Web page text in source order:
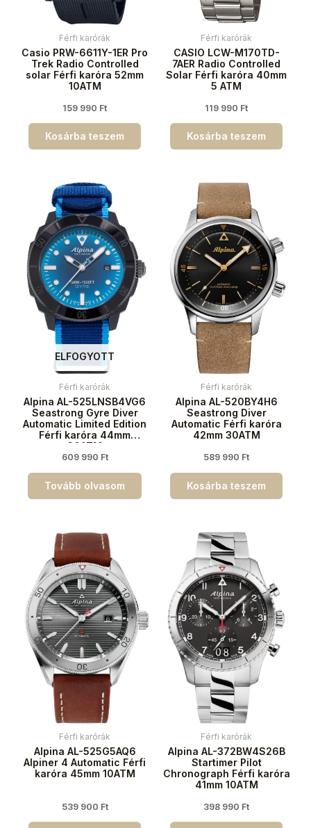
Férfi karórák
Casio PRW-6611Y-1ER Pro
Trek Radio Controlled
solar Férfi karóra 52mm
10ATM
159 990 Ft
Kosárba teszem
Férfi karórák
CASIO LCW-M170TD-
7AER Radio Controlled
Solar Férfi karóra 40mm
5 ATM
119 990 Ft
Kosárba teszem
ELFOGYOTT
Férfi karórák
Alpina AL-525LNSB4VG6
Seastrong Gyre Diver
Automatic Limited Edition
Férfi karóra 44mm
30ATM
609 990 Ft
Tovább olvasom
Férfi karórák
Alpina AL-520BY4H6
Seastrong Diver
Automatic Férfi karóra
42mm 30ATM
589 990 Ft
Kosárba teszem
Férfi karórák
Alpina AL-525G5AQ6
Alpiner 4 Automatic Férfi
karóra 45mm 10ATM
539 900 Ft
Férfi karórák
Alpina AL-372BW4S26B
Startimer Pilot
Chronograph Férfi karóra
41mm 10ATM
398 990 Ft